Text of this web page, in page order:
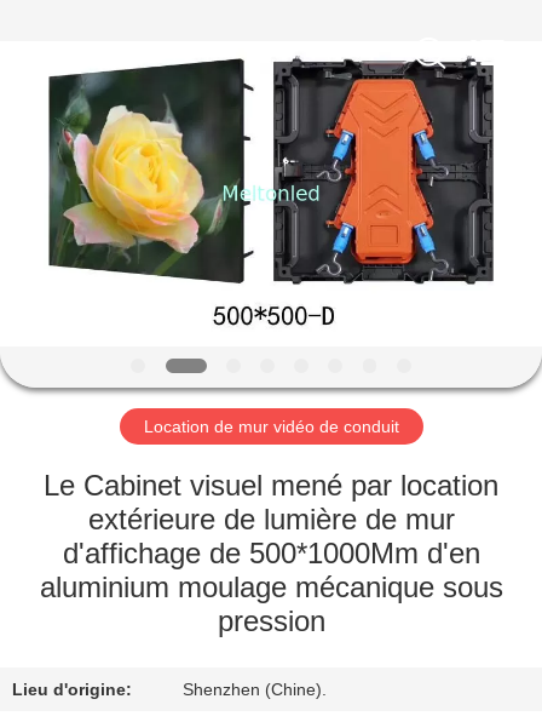
MAISON
PRODUITS
DE
NOUS
VISITE
D'USINE
CONTRÔLE
Location de mur vidéo de conduit
Le Cabinet visuel mené par location
extérieure de lumière de mur
d'affichage de 500*1000Mm d'en
aluminium moulage mécanique sous
pression
Lieu d'origine: Shenzhen (Chine).